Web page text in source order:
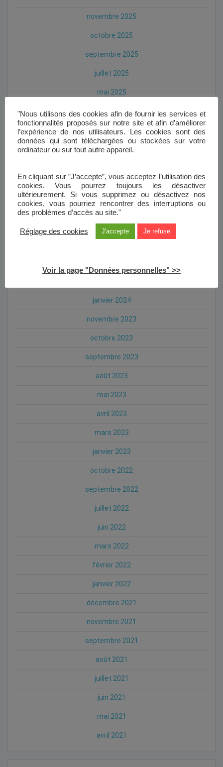
novembre 2025
octobre 2025
septembre 2025
juillet 2025
mai 2025
avril 2025
mars 2025
février 2025
octobre 2024
septembre 2024
août 2024
janvier 2024
novembre 2023
octobre 2023
septembre 2023
août 2023
mai 2023
avril 2023
mars 2023
janvier 2023
octobre 2022
septembre 2022
juillet 2022
juin 2022
mars 2022
février 2022
janvier 2022
décembre 2021
novembre 2021
septembre 2021
août 2021
juillet 2021
juin 2021
mai 2021
avril 2021
"Nous utilisons des cookies afin de fournir les services et
fonctionnalités proposés sur notre site et afin d’améliorer
l’expérience de nos utilisateurs. Les cookies sont des
données qui sont téléchargées ou stockées sur votre
ordinateur ou sur tout autre appareil.
En cliquant sur ”J’accepte”, vous acceptez l’utilisation des
cookies. Vous pourrez toujours les désactiver
ultérieurement. Si vous supprimez ou désactivez nos
cookies, vous pourriez rencontrer des interruptions ou
des problèmes d’accès au site."
Réglage des cookies J'accepte Je refuse
Voir la page "Données personnelles" >>